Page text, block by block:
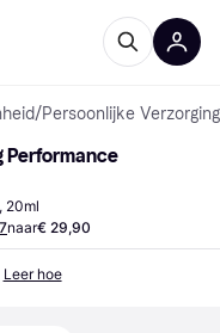
/Persoonlijke Verzorging
Performance
20ml
naar€ 29,90
Leer hoe